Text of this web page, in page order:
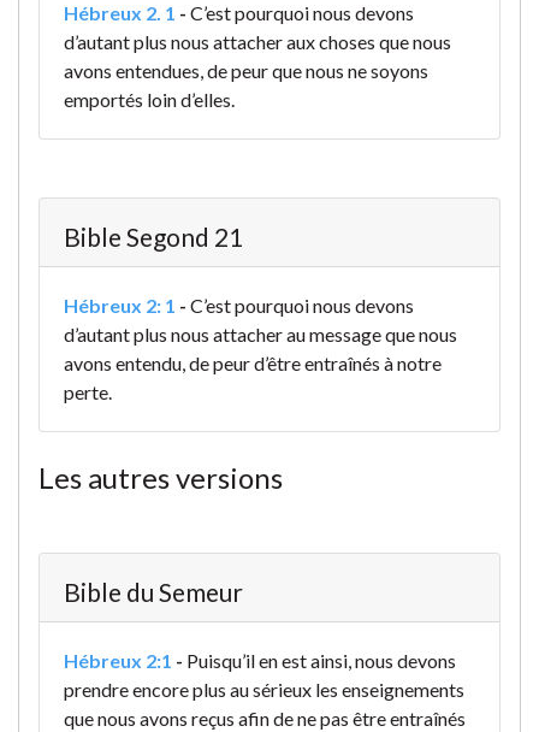
Hébreux 2. 1 - C’est pourquoi nous devons
d’autant plus nous attacher aux choses que nous
avons entendues, de peur que nous ne soyons
emportés loin d’elles.
Bible Segond 21
Hébreux 2: 1 - C’est pourquoi nous devons
d’autant plus nous attacher au message que nous
avons entendu, de peur d’être entraînés à notre
perte.
Les autres versions
Bible du Semeur
Hébreux 2:1 - Puisqu’il en est ainsi, nous devons
prendre encore plus au sérieux les enseignements
que nous avons reçus afin de ne pas être entraînés